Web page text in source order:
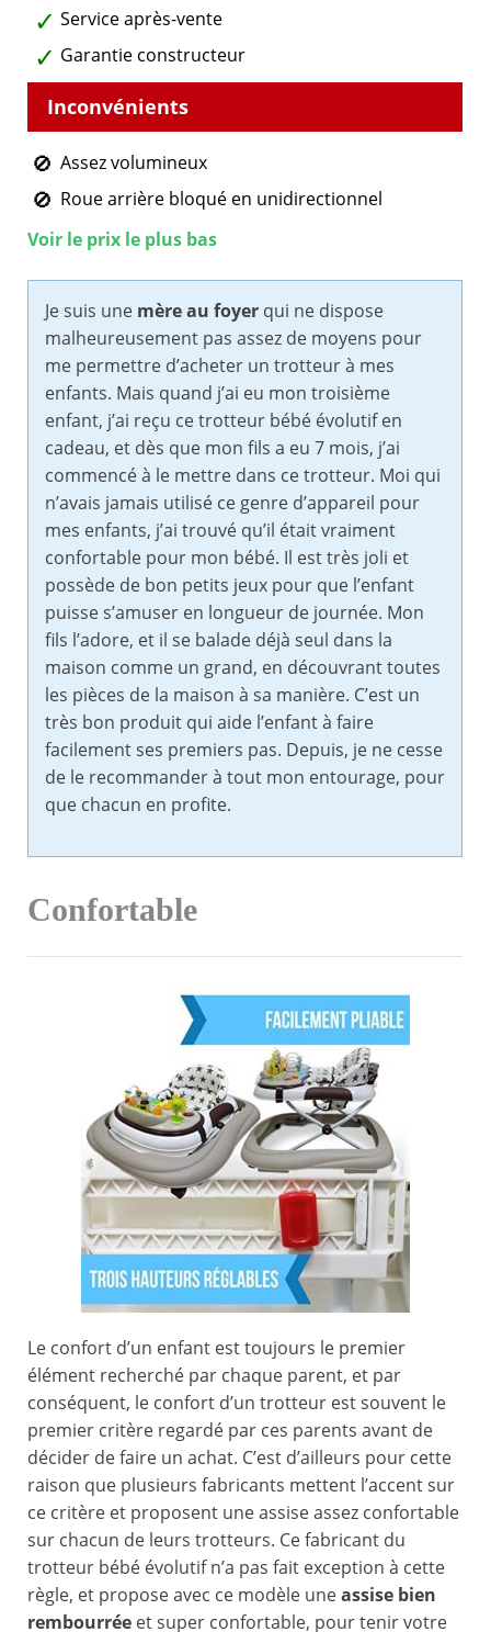
Service après-vente
Garantie constructeur
Assez volumineux
Roue arrière bloqué en unidirectionnel
Voir le prix le plus bas
Je suis une mère au foyer qui ne dispose
malheureusement pas assez de moyens pour
me permettre d’acheter un trotteur à mes
enfants. Mais quand j’ai eu mon troisième
enfant, j’ai reçu ce trotteur bébé évolutif en
cadeau, et dès que mon fils a eu 7 mois, j’ai
commencé à le mettre dans ce trotteur. Moi qui
n’avais jamais utilisé ce genre d’appareil pour
mes enfants, j’ai trouvé qu’il était vraiment
confortable pour mon bébé. Il est très joli et
possède de bon petits jeux pour que l’enfant
puisse s’amuser en longueur de journée. Mon
fils l’adore, et il se balade déjà seul dans la
maison comme un grand, en découvrant toutes
les pièces de la maison à sa manière. C’est un
très bon produit qui aide l’enfant à faire
facilement ses premiers pas. Depuis, je ne cesse
de le recommander à tout mon entourage, pour
que chacun en profite.
Confortable
Le confort d’un enfant est toujours le premier
élément recherché par chaque parent, et par
conséquent, le confort d’un trotteur est souvent le
premier critère regardé par ces parents avant de
décider de faire un achat. C’est d’ailleurs pour cette
raison que plusieurs fabricants mettent l’accent sur
ce critère et proposent une assise assez confortable
sur chacun de leurs trotteurs. Ce fabricant du
trotteur bébé évolutif n’a pas fait exception à cette
règle, et propose avec ce modèle uneassise bien
rembourrée et super confortable, pour tenir votre